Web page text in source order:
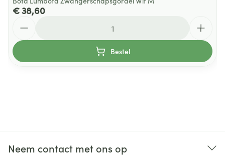
€ 38,60
Bestel
Neem contact met ons op